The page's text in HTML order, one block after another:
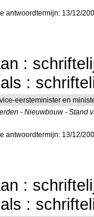
antwoordtermijn: 13/12/
:
:
vice-eersteminister en
- Nieuwbouw - Stand
antwoordtermijn: 13/12/
:
: